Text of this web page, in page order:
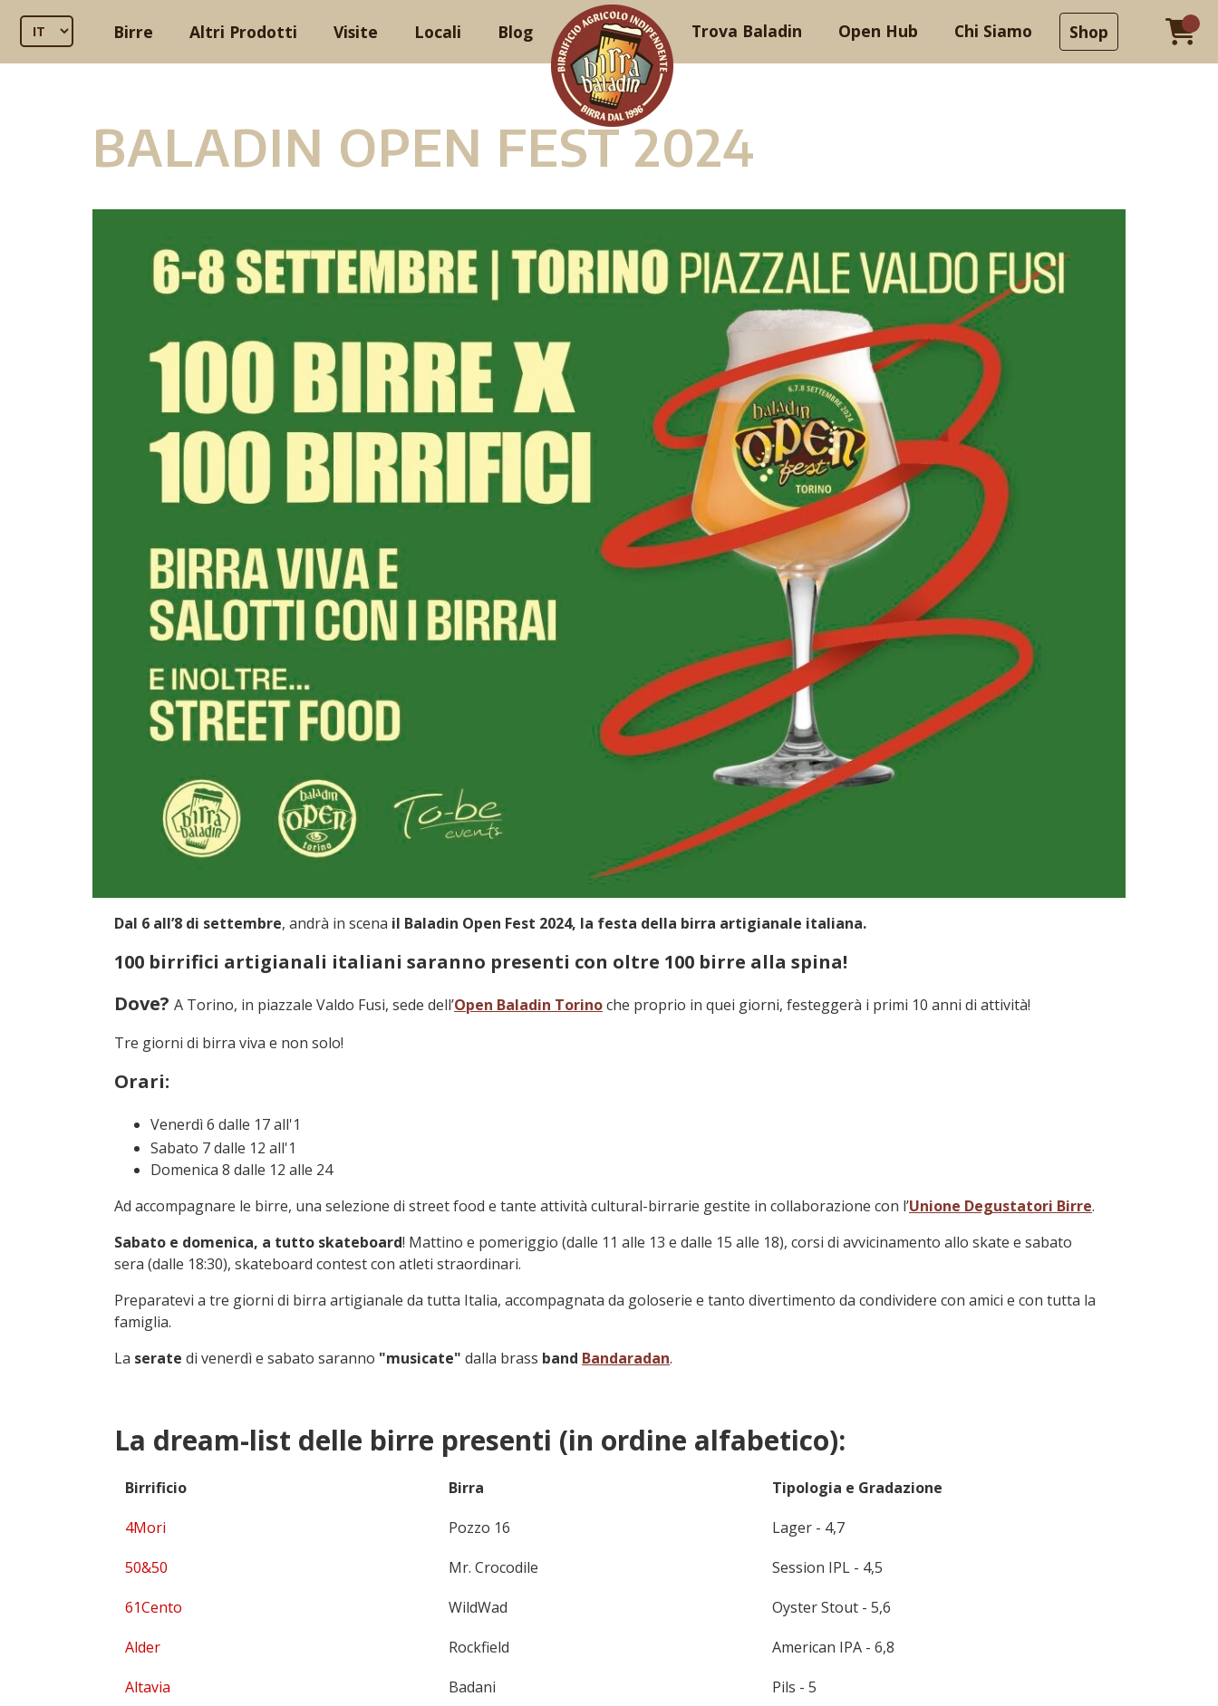
Birre Altri Prodotti Visite Locali Blog Trova Baladin Open Hub Chi Siamo Shop
BALADIN OPEN FEST 2024
Dal 6 all’8 di settembre, andrà in scena il Baladin Open Fest 2024, la festa della birra artigianale italiana.
100 birrifici artigianali italiani saranno presenti con oltre 100 birre alla spina!
Dove? A Torino, in piazzale Valdo Fusi, sede dell’Open Baladin Torinoche proprio in quei giorni, festeggerà i primi 10 anni di attività!
Tre giorni di birra viva e non solo!
Orari:
Venerdì 6 dalle 17 all'1
Sabato 7 dalle 12 all'1
Domenica 8 dalle 12 alle 24
Ad accompagnare le birre, una selezione di street food e tante attività cultural-birrarie gestite in collaborazione con l’Unione Degustatori Birre.
Sabato e domenica, a tutto skateboard! Mattino e pomeriggio (dalle 11 alle 13 e dalle 15 alle 18), corsi di avvicinamento allo skate e sabato
sera (dalle 18:30), skateboard contest con atleti straordinari.
Preparatevi a tre giorni di birra artigianale da tutta Italia, accompagnata da goloserie e tanto divertimento da condividere con amici e con tutta la
famiglia.
La serate di venerdì e sabato saranno "musicate" dalla brass band Bandaradan.
La dream-list delle birre presenti (in ordine alfabetico):
Birrificio Birra
Tipologia e Gradazione
4Mori
Pozzo 16
Lager - 4,7
50&50
Mr. Crocodile
Session IPL - 4,5
61Cento
WildWad
Oyster Stout - 5,6
Alder
Rockfield
American IPA - 6,8
Altavia
Badani
Pils - 5